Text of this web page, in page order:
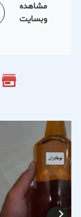
مشاهده
وبسایت